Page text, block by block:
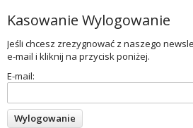
Kasowanie Wylogowanie
Jeśli chcesz zrezygnować z naszego
e-mail i kliknij na przycisk poniżej.
E-mail: